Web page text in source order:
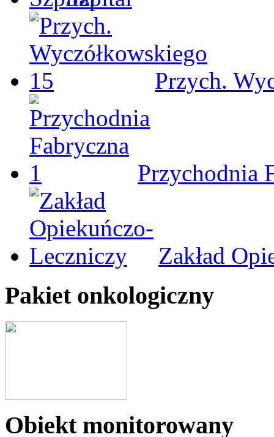
Przych.
Przychodnia
Zakład
Pakiet onkologiczny
Obiekt monitorowany